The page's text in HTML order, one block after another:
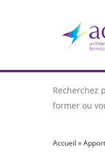
Recherchez
former ou
Accueil »